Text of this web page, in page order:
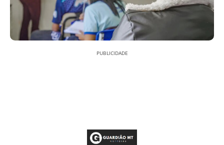
PUBLICIDADE